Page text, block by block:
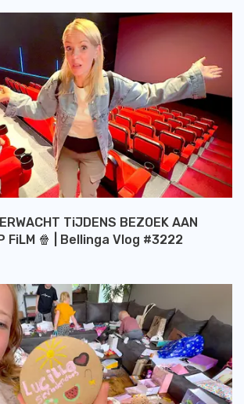
TiJDENS BEZOEK AAN
FiLM 🍿 | Bellinga Vlog #3222